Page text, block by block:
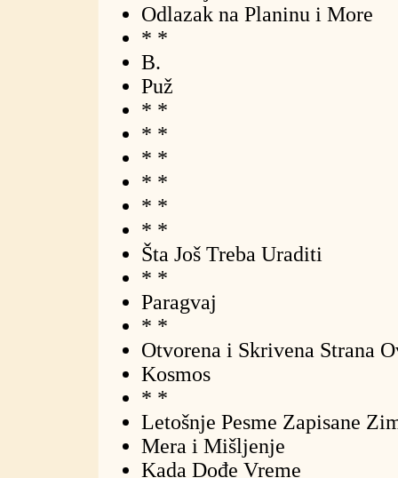
Odlazak na Planinu i More
* *
B.
Puž
* *
* *
* *
* *
* *
* *
Šta Još Treba Uraditi
* *
Paragvaj
* *
Otvorena i Skrivena Strana
Kosmos
* *
Letošnje Pesme Zapisane
Mera i Mišljenje
Kada Dođe Vreme